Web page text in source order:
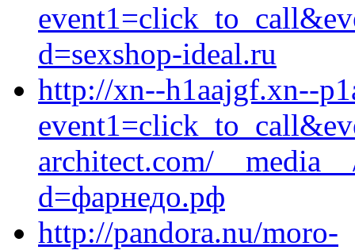
d=sexshop-ideal.ru
http://xn--h1aajgf.xn--
architect.com/
d=фарнедо.рф
http://pandora.nu/moro-